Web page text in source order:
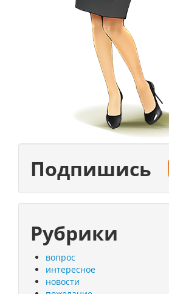
Подпишись
Рубрики
вопрос
интересное
новости